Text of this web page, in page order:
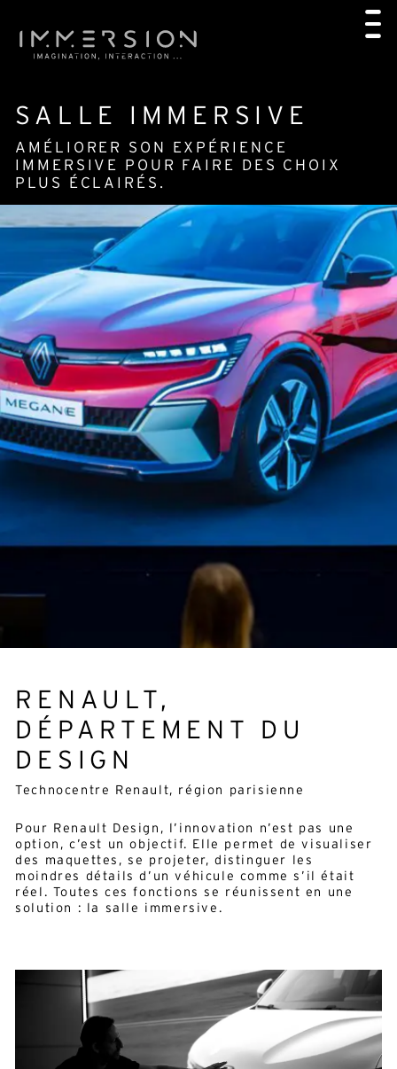
SALLE IMMERSIVE
AMÉLIORER SON EXPÉRIENCE
IMMERSIVE POUR FAIRE DES CHOIX
PLUS ÉCLAIRÉS.
RENAULT,
DÉPARTEMENT DU
DESIGN
Technocentre Renault, région parisienne
Pour Renault Design, l’innovation n’est pas une
option, c’est un objectif. Elle permet de visualiser
des maquettes, se projeter, distinguer les
moindres détails d’un véhicule comme s’il était
réel. Toutes ces fonctions se réunissent en une
solution : la salle immersive.